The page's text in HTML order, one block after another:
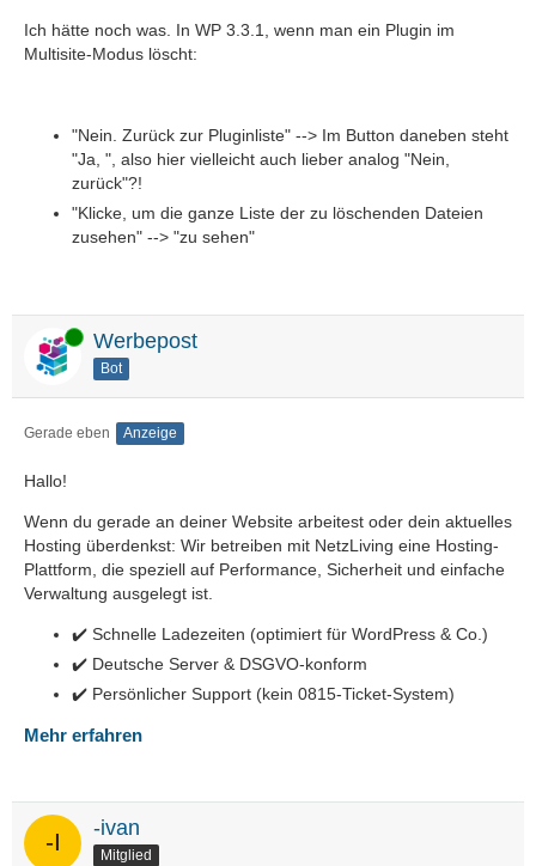
Ich hätte noch was. In WP 3.3.1, wenn man ein Plugin im
Multisite-Modus löscht:
"Nein. Zurück zur Pluginliste" --> Im Button daneben steht
"Ja, ", also hier vielleicht auch lieber analog "Nein,
zurück"?!
"Klicke, um die ganze Liste der zu löschenden Dateien
zusehen" --> "zu sehen"
Online Werbepost
Bot
Gerade eben Anzeige
Hallo!
Wenn du gerade an deiner Website arbeitest oder dein aktuelles
Hosting überdenkst: Wir betreiben mit NetzLiving eine Hosting-
Plattform, die speziell auf Performance, Sicherheit und einfache
Verwaltung ausgelegt ist.
✔️ Schnelle Ladezeiten (optimiert für WordPress & Co.)
✔️ Deutsche Server & DSGVO-konform
✔️ Persönlicher Support (kein 0815-Ticket-System)
Mehr erfahren
-ivan
Mitglied